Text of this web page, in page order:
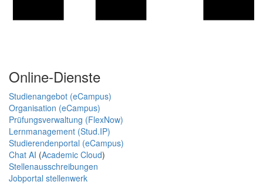
Online-Dienste
Studienangebot (eCampus)
Organisation (eCampus)
Prüfungsverwaltung (FlexNow)
Lernmanagement (Stud.IP)
Studierendenportal (eCampus)
Chat AI (Academic Cloud)
Stellenausschreibungen
Jobportal stellenwerk